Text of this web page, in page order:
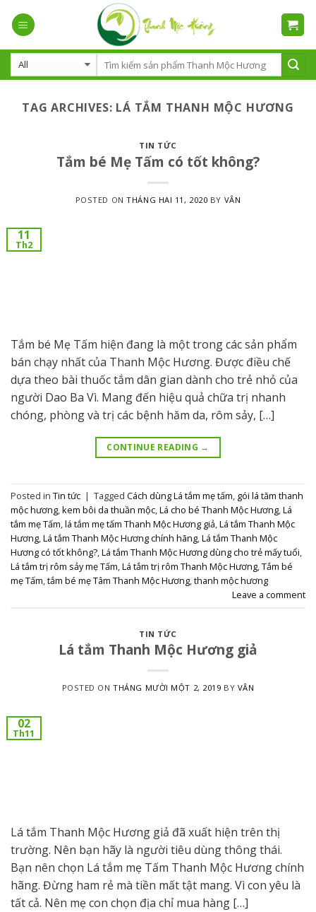
TAG ARCHIVES: LÁ TẮM THANH MỘC HƯƠNG
TIN TỨC
Tắm bé Mẹ Tấm có tốt không?
POSTED ONTHÁNG HAI 11, 2020 BY VÂN
11
Th2
Tắm bé Mẹ Tấm hiện đang là một trong các sản phẩm
bán chạy nhất của Thanh Mộc Hương. Được điều chế
dựa theo bài thuốc tắm dân gian dành cho trẻ nhỏ của
người Dao Ba Vì. Mang đến hiệu quả chữa trị nhanh
chóng, phòng và trị các bệnh hăm da, rôm sảy, […]
CONTINUE READING →
Posted in Tin tức | Tagged Cách dùng Lá tắm mẹ tấm, gói lá tăm thanh
mộc hương,kem bôi da thuần mộc,Lá cho bé Thanh Mộc Hương,Lá
tắm mẹ Tấm,lá tắm mẹ tấm Thanh Mộc Hương giả,Lá tắm Thanh Mộc
Hương,Lá tắm Thanh Mộc Hương chính hãng,Lá tắm Thanh Mộc
Hương có tốt không?,Lá tắm Thanh Mộc Hương dùng cho trẻ mấy tuổi,
Lá tắm trị rôm sảy mẹ Tấm,Lá tắm trị rôm Thanh Mộc Hương,Tắm bé
mẹ Tấm,tắm bé mẹ Tâm Thanh Mộc Hương,thanh mộc hương
Leave a comment
TIN TỨC
Lá tắm Thanh Mộc Hương giả
POSTED ONTHÁNG MƯỜI MỘT 2, 2019 BY VÂN
02
Th11
Lá tắm Thanh Mộc Hương giả đã xuất hiện trên thị
trường. Nên bạn hãy là người tiêu dùng thông thái.
Bạn nên chọn Lá tắm mẹ Tấm Thanh Mộc Hương chính
hãng. Đừng ham rẻ mà tiền mất tật mang. Vì con yêu là
tất cả. Nên mẹ con chọn địa chỉ mua hàng […]